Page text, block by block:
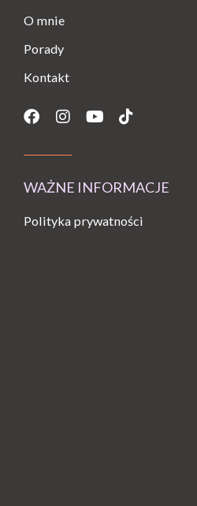
O mnie
Porady
Kontakt
Facebook
Instagram
YoutubeTiktok
WAŻNE INFORMACJE
Polityka prywatności